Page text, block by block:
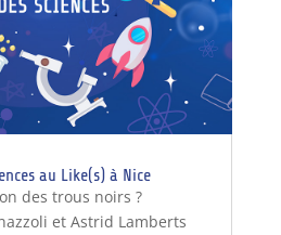
au Like(s) à Nice
des trous noirs ?
et Astrid Lamberts